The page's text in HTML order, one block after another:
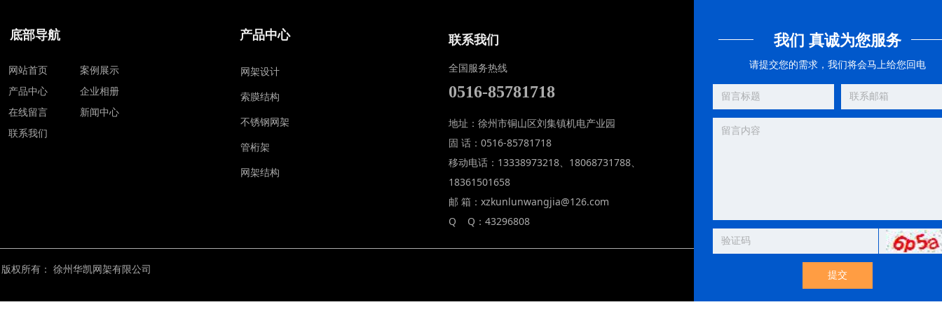
我们 真诚为您服务
请提交您的需求，我们将会马上给您回电
提交
底部导航
网站首页
产品中心
在线留言
联系我们
案例展示
企业相册
新闻中心
产品中心
网架设计
索膜结构
不锈钢网架
管桁架
网架结构
联系我们
全国服务热线
0516-85781718
地址：徐州市铜山区刘集镇机电产业园
固 话：0516-85781718
移动电话：13338973218、18068731788、
18361501658
邮 箱：xzkunlunwangjia@126.com
Q Q：43296808
版权所有： 徐州华凯网架有限公司